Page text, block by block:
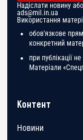
Надіслати новину
ads@mil.in.ua
Використання
обов'язкове
конкретний
при публікації
Матеріали
Контент
Новини